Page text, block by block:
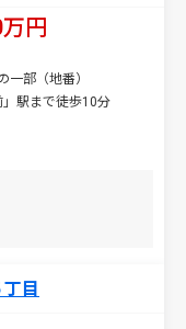
円
一部（地番）
駅まで徒歩10分
目